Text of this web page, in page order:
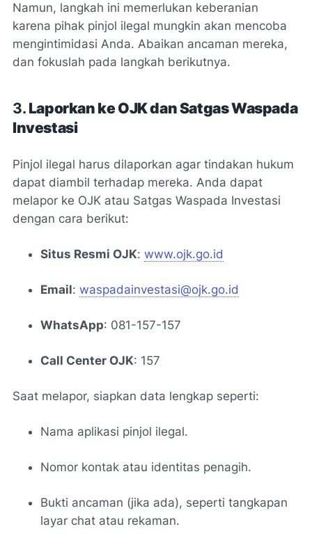
Namun, langkah ini memerlukan keberanian
karena pihak pinjol ilegal mungkin akan mencoba
mengintimidasi Anda. Abaikan ancaman mereka,
dan fokuslah pada langkah berikutnya.
3. Laporkan ke OJK dan Satgas Waspada
Investasi
Pinjol ilegal harus dilaporkan agar tindakan hukum
dapat diambil terhadap mereka. Anda dapat
melapor ke OJK atau Satgas Waspada Investasi
dengan cara berikut:
Situs Resmi OJK: www.ojk.go.id
Email: waspadainvestasi@ojk.go.id
WhatsApp: 081-157-157
Call Center OJK: 157
Saat melapor, siapkan data lengkap seperti:
Nama aplikasi pinjol ilegal.
Nomor kontak atau identitas penagih.
Bukti ancaman (jika ada), seperti tangkapan
layar chat atau rekaman.